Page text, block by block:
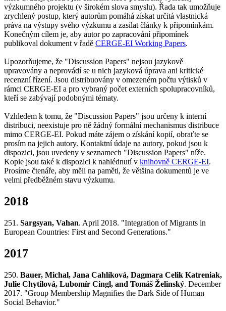
výzkumného projektu (v širokém slova smyslu). Řada tak umožňuje
zrychlený postup, který autorům pomáhá získat určitá vlastnická
práva na výstupy svého výzkumu a zasílat články k připomínkám.
Konečným cílem je, aby autor po zapracování připomínek
publikoval dokument v řadě CERGE-EI Working Papers.
Upozorňujeme, že "Discussion Papers" nejsou jazykově
upravovány a neprovádí se u nich jazyková úprava ani kritické
recenzní řízení. Jsou distribuovány v omezeném počtu výtisků v
rámci CERGE-EI a pro vybraný počet externích spolupracovníků,
kteří se zabývají podobnými tématy.
Vzhledem k tomu, že "Discussion Papers" jsou určeny k interní
distribuci, neexistuje pro ně žádný formální mechanismus distribuce
mimo CERGE-EI. Pokud máte zájem o získání kopií, obraťte se
prosím na jejich autory. Kontaktní údaje na autory, pokud jsou k
dispozici, jsou uvedeny v seznamech "Discussion Papers" níže.
Kopie jsou také k dispozici k nahlédnutí v knihovně CERGE-EI.
Prosíme čtenáře, aby měli na paměti, že většina dokumentů je ve
velmi předběžném stavu výzkumu.
2018
251. Sargsyan, Vahan. April 2018. "Integration of Migrants in
European Countries: First and Second Generations."
2017
250. Bauer, Michal, Jana Cahlíková, Dagmara Celik Katreniak,
Julie Chytilová, Lubomír Cingl, and Tomáš Želinský. December
2017. "Group Membership Magnifies the Dark Side of Human
Social Behavior."